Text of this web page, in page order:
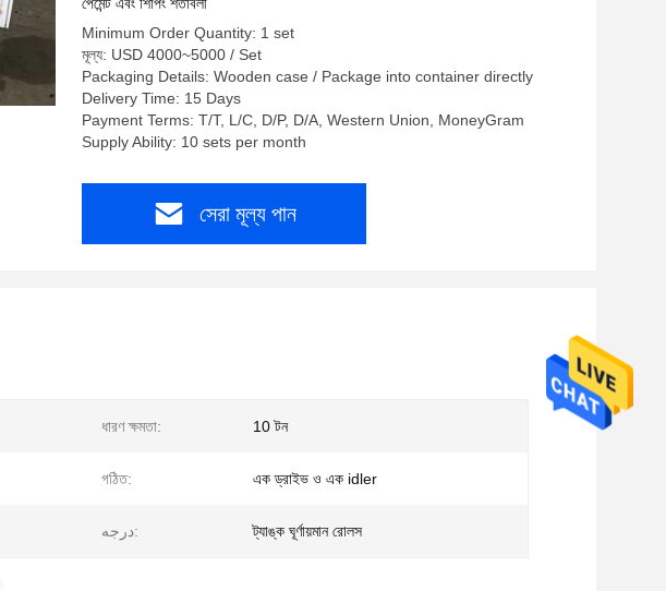
Minimum Order Quantity: 1 set
মূল্য: USD 4000~5000 / Set
Packaging Details: Wooden case / Package into container directly
Delivery Time: 15 Days
Payment Terms: T/T, L/C, D/P, D/A, Western Union, MoneyGram
Supply Ability: 10 sets per month
সেরা মূল্য পান
ধারণ ক্ষমতা: 10 টন
গঠিত: এক ড্রাইভ ও এক idler
درجه: ট্যাঙ্ক ঘূর্ণায়মান রোলস